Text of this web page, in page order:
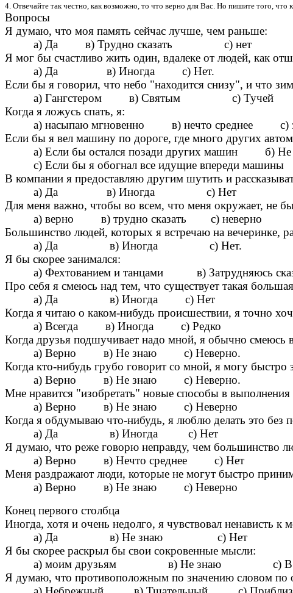
4. Отвечайте так честно, как возможно, то что верно для Вас. Но пишите того,
Вопросы
Я думаю, что моя память сейчас лучше, чем раньше:
а) Да в) Трудно сказать с) нет
Я мог бы счастливо жить один, вдалеке от людей, как
а) Да в) Иногда с) Нет.
Если бы я говорил, что небо "находится снизу", и что
а) Гангстером в) Святым с) Тучей
Когда я ложусь спать, я:
а) насыпаю мгновенно в) нечто среднее с)
Если бы я вел машину по дороге, где много других
а) Если бы остался позади других машин б) Не
с) Если бы я обогнал все идущие впереди машины
В компании я предоставляю другим шутить и
а) Да в) Иногда с) Нет
Для меня важно, чтобы во всем, что меня окружает, не
а) верно в) трудно сказать с) неверно
Большинство людей, которых я встречаю на вечеринке,
а) Да в) Иногда с) Нет.
Я бы скорее занимался:
а) Фехтованием и танцами в) Затрудняюсь
Про себя я смеюсь над тем, что существует такая
а) Да в) Иногда с) Нет
Когда я читаю о каком-нибудь происшествии, я точно
а) Всегдa в) Иногда с) Редко
Когда друзья подшучивает надо мной, я обычно смеюсь
а) Верно в) Не знаю с) Неверно.
Когда кто-нибудь грубо говорит со мной, я могу быстро
а) Верно в) Не знаю с) Неверно.
Мне нравится "изобретать" новые способы в
а) Верно в) Не знаю с) Неверно
Когда я обдумываю что-нибудь, я люблю делать это без
а) Да в) Иногда с) Нет
Я думаю, что реже говорю неправду, чем большинство
а) Верно в) Нечто среднее с) Нет
Меня раздражают люди, которые не могут быстро
а) Верно в) Не знаю с) Неверно
Конец первого столбца
Иногда, хотя и очень недолго, я чувствовал ненависть к
а) Да в) Не знаю с) Нет
Я бы скорее раскрыл бы свои сокровенные мысли:
а) моим друзьям в) Не знаю с) В
Я думаю, что противоположным по значению словом по